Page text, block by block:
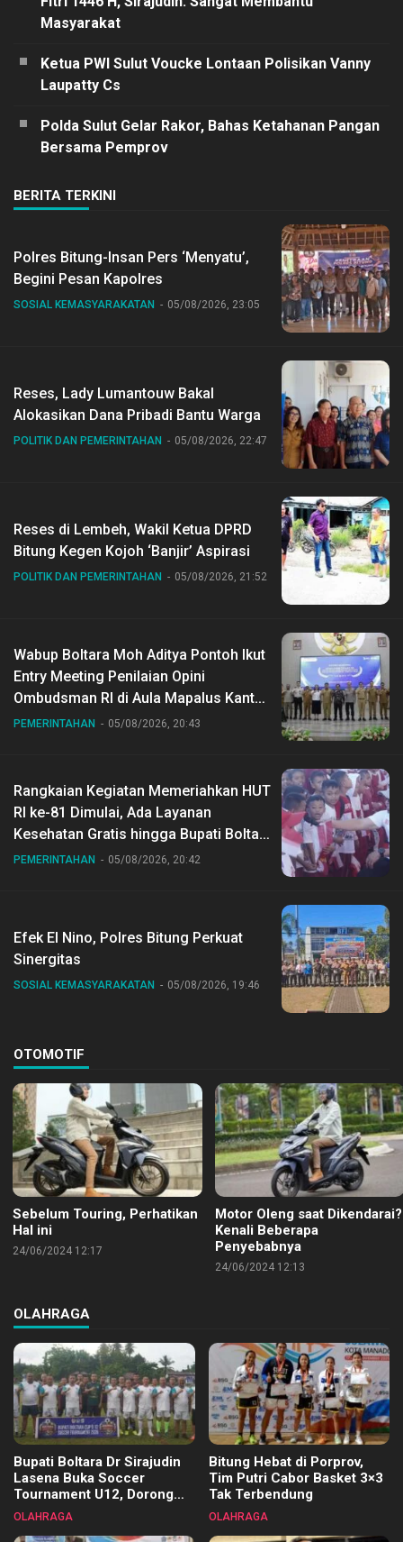
Masyarakat
Ketua PWI Sulut Voucke Lontaan Polisikan Vanny
Laupatty Cs
Polda Sulut Gelar Rakor, Bahas Ketahanan Pangan
Bersama Pemprov
BERITA TERKINI
Polres Bitung-Insan Pers ‘Menyatu’,
Begini Pesan Kapolres
SOSIAL KEMASYARAKATAN 05/08/2026, 23:05
Reses, Lady Lumantouw Bakal
Alokasikan Dana Pribadi Bantu Warga
POLITIK DAN PEMERINTAHAN 05/08/2026, 22:47
Reses di Lembeh, Wakil Ketua DPRD
Bitung Kegen Kojoh ‘Banjir’ Aspirasi
POLITIK DAN PEMERINTAHAN 05/08/2026, 21:52
Wabup Boltara Moh Aditya Pontoh Ikut
Entry Meeting Penilaian Opini
Ombudsman RI di Aula Mapalus Kantur
Gubernur Sulut
PEMERINTAHAN 05/08/2026, 20:43
Rangkaian Kegiatan Memeriahkan HUT
RI ke-81 Dimulai, Ada Layanan
Kesehatan Gratis hingga Bupati Boltara
Dr Sirajudin Lasena Ikut Jalan Sehat
PEMERINTAHAN 05/08/2026, 20:42
Efek El Nino, Polres Bitung Perkuat
Sinergitas
SOSIAL KEMASYARAKATAN 05/08/2026, 19:46
OTOMOTIF
Sebelum Touring, Perhatikan
Hal ini
24/06/2024 12:17
Motor Oleng saat Dikendarai?
Kenali Beberapa
Penyebabnya
24/06/2024 12:13
OLAHRAGA
Bupati Boltara Dr Sirajudin
Lasena Buka Soccer
Tournament U12, Dorong
Pembinaan Merata di Setiap
OLAHRAGA
Bitung Hebat di Porprov,
Tim Putri Cabor Basket 3×3
Tak Terbendung
OLAHRAGA